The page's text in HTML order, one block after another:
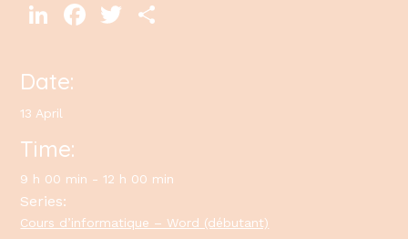
LinkedInFacebookTwitter
Date:
13 April
Time:
9 h 00 min - 12 h 00 min
Series:
Cours d’informatique – Word (débutant)